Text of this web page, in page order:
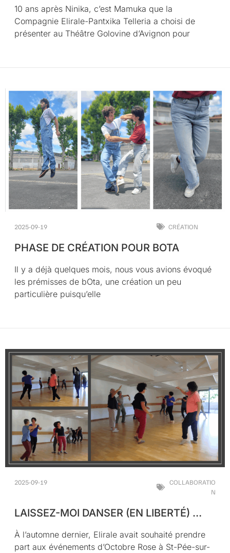
10 ans après Ninika, c’est Mamuka que la
Compagnie Elirale-Pantxika Telleria a choisi de
présenter au Théâtre Golovine d’Avignon pour
2025-09-19 CRÉATION
PHASE DE CRÉATION POUR BOTA
Il y a déjà quelques mois, nous vous avions évoqué
les prémisses de bOta, une création un peu
particulière puisqu’elle
2025-09-19
COLLABORATIO
N
LAISSEZ-MOI DANSER (EN LIBERTÉ) …
À l’automne dernier, Elirale avait souhaité prendre
part aux événements d’Octobre Rose à St-Pée-sur-